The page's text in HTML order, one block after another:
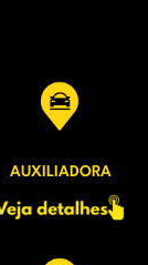
AUXILIADORA